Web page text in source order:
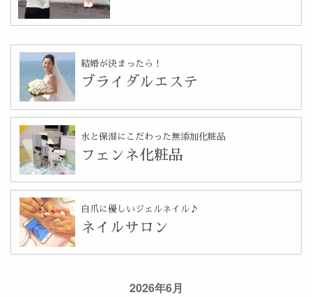
2026年6月
結婚が決まったら！
ブライダルエステ
水と保湿にこだわった無添加化粧品
フェンネ化粧品
自爪に優しいジェルネイル♪
ネイルサロン